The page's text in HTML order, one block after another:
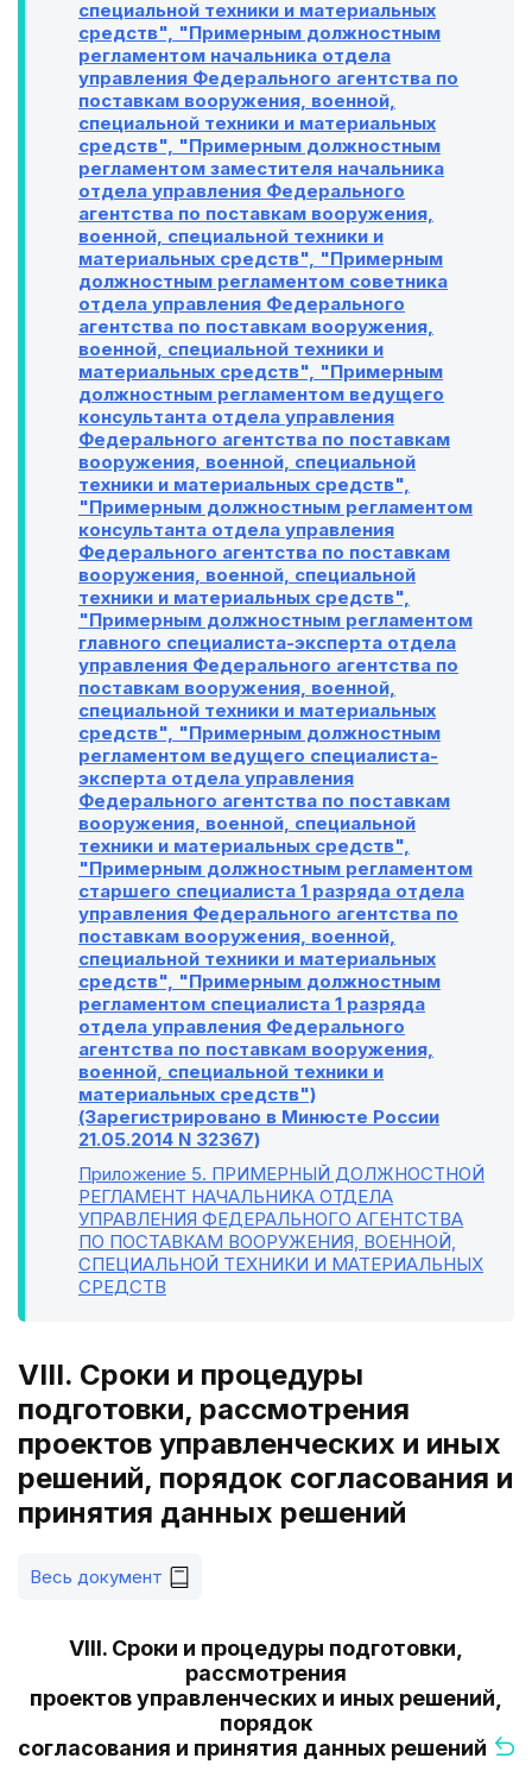
специальной техники и материальных
средств", "Примерным должностным
регламентом начальника отдела
управления Федерального агентства по
поставкам вооружения, военной,
специальной техники и материальных
средств", "Примерным должностным
регламентом заместителя начальника
отдела управления Федерального
агентства по поставкам вооружения,
военной, специальной техники и
материальных средств", "Примерным
должностным регламентом советника
отдела управления Федерального
агентства по поставкам вооружения,
военной, специальной техники и
материальных средств", "Примерным
должностным регламентом ведущего
консультанта отдела управления
Федерального агентства по поставкам
вооружения, военной, специальной
техники и материальных средств",
"Примерным должностным регламентом
консультанта отдела управления
Федерального агентства по поставкам
вооружения, военной, специальной
техники и материальных средств",
"Примерным должностным регламентом
главного специалиста-эксперта отдела
управления Федерального агентства по
поставкам вооружения, военной,
специальной техники и материальных
средств", "Примерным должностным
регламентом ведущего специалиста-
эксперта отдела управления
Федерального агентства по поставкам
вооружения, военной, специальной
техники и материальных средств",
"Примерным должностным регламентом
старшего специалиста 1 разряда отдела
управления Федерального агентства по
поставкам вооружения, военной,
специальной техники и материальных
средств", "Примерным должностным
регламентом специалиста 1 разряда
отдела управления Федерального
агентства по поставкам вооружения,
военной, специальной техники и
материальных средств")
(Зарегистрировано в Минюсте России
21.05.2014 N 32367)
Приложение 5. ПРИМЕРНЫЙ ДОЛЖНОСТНОЙ
РЕГЛАМЕНТ НАЧАЛЬНИКА ОТДЕЛА
УПРАВЛЕНИЯ ФЕДЕРАЛЬНОГО АГЕНТСТВА
ПО ПОСТАВКАМ ВООРУЖЕНИЯ, ВОЕННОЙ,
СПЕЦИАЛЬНОЙ ТЕХНИКИ И МАТЕРИАЛЬНЫХ
СРЕДСТВ
VIII. Сроки и процедуры
подготовки, рассмотрения
проектов управленческих и иных
решений, порядок согласования и
принятия данных решений
Весь документ
VIII. Сроки и процедуры подготовки,
рассмотрения
проектов управленческих и иных решений,
порядок
согласования и принятия данных решений